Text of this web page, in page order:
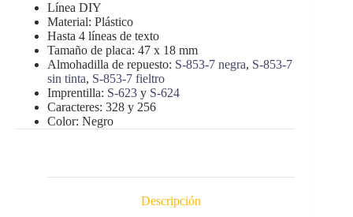
Línea DIY
Material: Plástico
Hasta 4 líneas de texto
Tamaño de placa: 47 x 18 mm
Almohadilla de repuesto: S-853-7 negra, S-853-7
sin tinta, S-853-7 fieltro
Imprentilla: S-623 y S-624
Caracteres: 328 y 256
Color: Negro
Descripción